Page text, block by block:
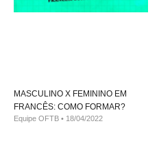
MASCULINO X FEMININO EM
FRANCÊS: COMO FORMAR?
Equipe OFTB 18/04/2022